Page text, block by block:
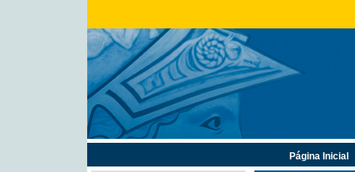
Página Inicial